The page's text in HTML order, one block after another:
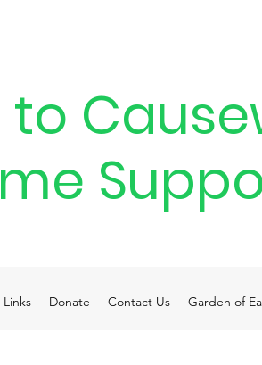
Links Donate Contact Us Garden of